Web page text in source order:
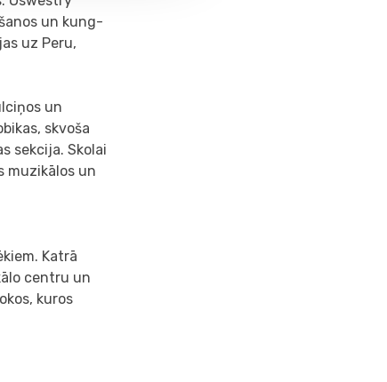
un kung-
uz Peru,
un
skvoša
sekcija. Skolai
muzikālos un
Katrā
centru un
kuros